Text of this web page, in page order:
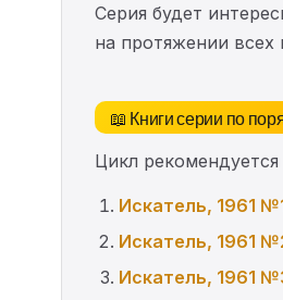
Серия будет
на протяжении всех
📖 Книги серии по
Цикл
Искатель, 1961
Искатель, 1961
Искатель, 1961